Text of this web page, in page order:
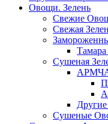
Овощи. Зелень
Свежие
Свежая
Сушеная
Сушеные